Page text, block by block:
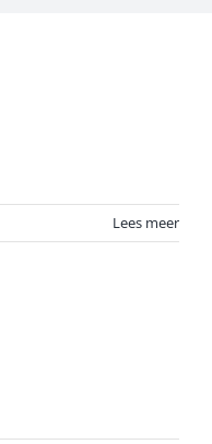
Lees meer